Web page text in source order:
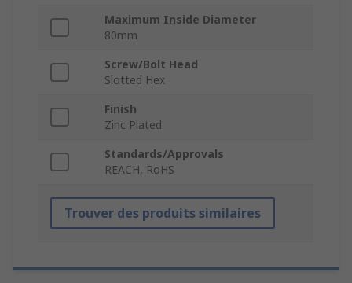
Maximum Inside Diameter
80mm
Screw/Bolt Head
Slotted Hex
Finish
Zinc Plated
Standards/Approvals
REACH, RoHS
Trouver des produits similaires